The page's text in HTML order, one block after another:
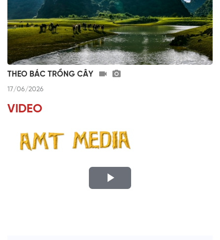
THEO BÁC TRỒNG CÂY
17/06/2026
VIDEO
P